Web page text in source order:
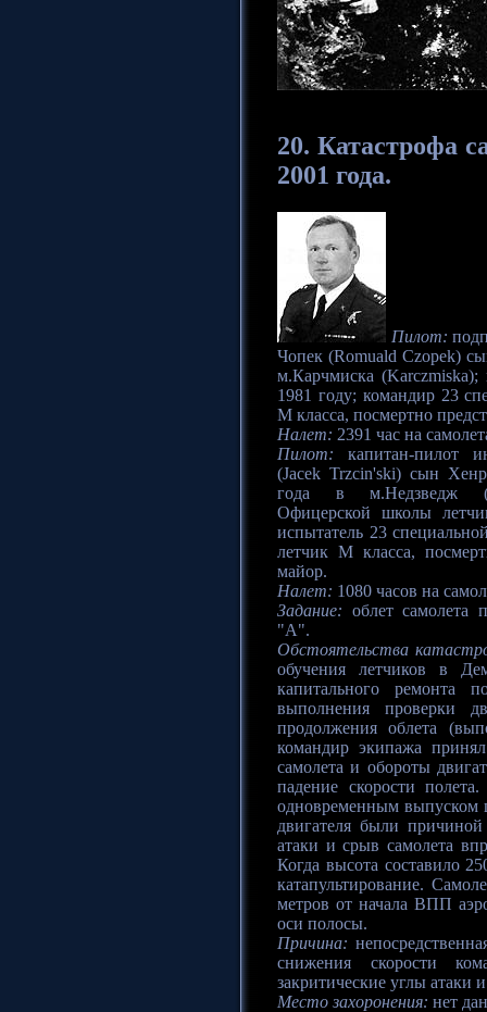
20. Катастрофа
2001 года.
Пилот:
Чопек (Romuald Czopek)
м.Карчмиска
1981 году; командир 23
М класса, посмертно
Налет: 2391 час на
Пилот: капитан-пилот
(Jacek Trzcin'ski) сын
года в м.Недзведж
Офицерской школы
испытатель 23
летчик М класса,
майор.
Налет: 1080 часов на
Задание: облет самолета
"А".
Обстоятельства
обучения летчиков в
капитального
выполнения проверки
продолжения облета
командир экипажа
самолета и обороты
падение скорости
одновременным выпуском
двигателя были причиной
атаки и срыв самолета
Когда высота составило
катапультирование.
метров от начала ВПП
оси полосы.
Причина:
снижения скорости
закритические углы атаки
Место захоронения: нет